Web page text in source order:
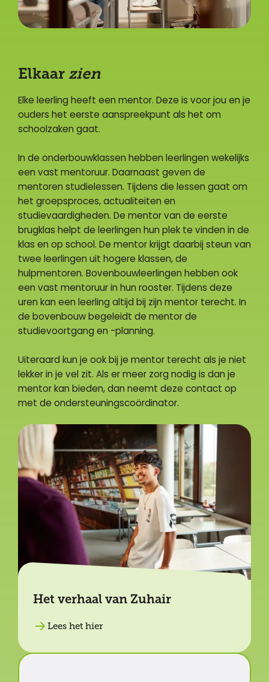
Elkaar zien
Elke leerling heeft een mentor. Deze is voor jou en je
ouders het eerste aanspreekpunt als het om
schoolzaken gaat.
In de onderbouwklassen hebben leerlingen wekelijks
een vast mentoruur. Daarnaast geven de
mentoren studielessen. Tijdens die lessen gaat om
het groepsproces, actualiteiten en
studievaardigheden. De mentor van de eerste
brugklas helpt de leerlingen hun plek te vinden in de
klas en op school. De mentor krijgt daarbij steun van
twee leerlingen uit hogere klassen, de
hulpmentoren. Bovenbouwleerlingen hebben ook
een vast mentoruur in hun rooster. Tijdens deze
uren kan een leerling altijd bij zijn mentor terecht. In
de bovenbouw begeleidt de mentor de
studievoortgang en -planning.
Uiteraard kun je ook bij je mentor terecht als je niet
lekker in je vel zit. Als er meer zorg nodig is dan je
mentor kan bieden, dan neemt deze contact op
met de ondersteuningscoördinator.
Het verhaal van Zuhair
Lees het hier